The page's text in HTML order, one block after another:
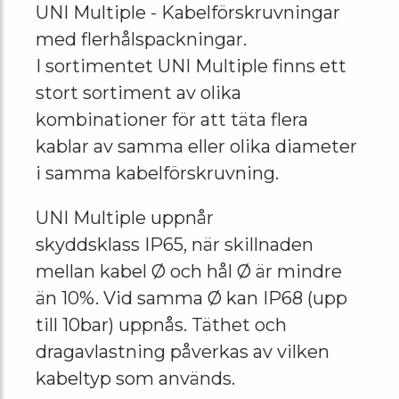
UNI Multiple - Kabelförskruvningar
med flerhålspackningar.
I sortimentet UNI Multiple finns ett
stort sortiment av olika
kombinationer för att täta flera
kablar av samma eller olika diameter
i samma kabelförskruvning.
UNI Multiple uppnår
skyddsklass IP65, när skillnaden
mellan kabel Ø och hål Ø är mindre
än 10%. Vid samma Ø kan IP68 (upp
till 10bar) uppnås. Täthet och
dragavlastning påverkas av vilken
kabeltyp som används.